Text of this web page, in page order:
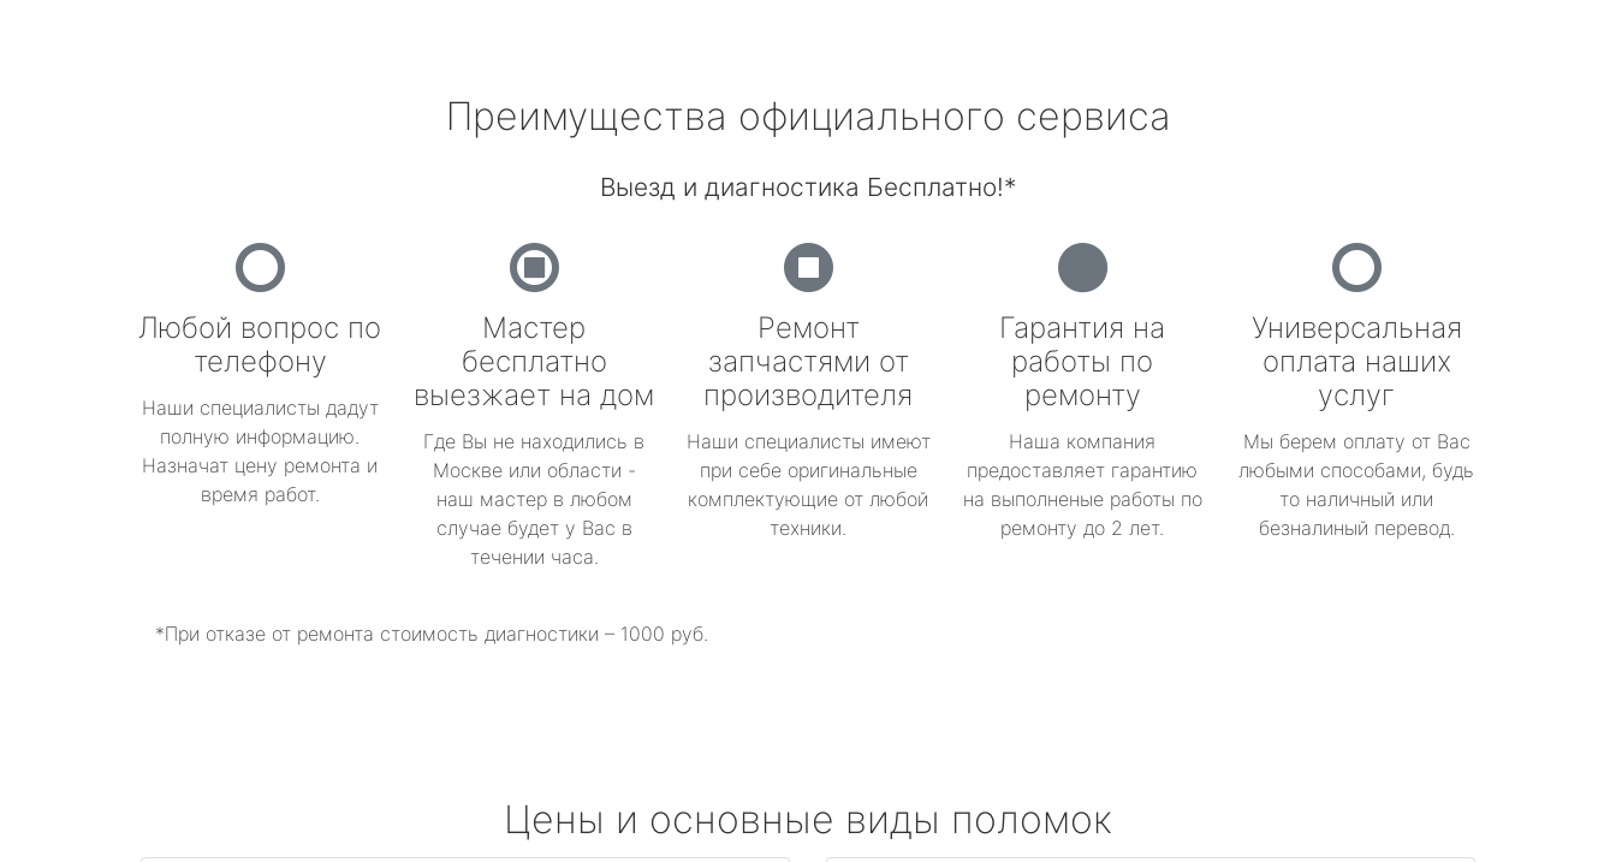
Преимущества официального сервиса
Выезд и диагностика Бесплатно!*
Любой вопрос по
телефону
Наши специалисты дадут
полную информацию.
Назначат цену ремонта и
время работ.
Мастер
бесплатно
выезжает на дом
Где Вы не находились в
Москве или области -
наш мастер в любом
случае будет у Вас в
течении часа.
Ремонт
запчастями от
производителя
Наши специалисты имеют
при себе оригинальные
комплектующие от любой
техники.
Гарантия на
работы по
ремонту
Наша компания
предоставляет гарантию
на выполненые работы по
ремонту до 2 лет.
Универсальная
оплата наших
услуг
Мы берем оплату от Вас
любыми способами, будь
то наличный или
безналиный перевод.
*При отказе от ремонта стоимость диагностики – 1000 руб.
Цены и основные виды поломок